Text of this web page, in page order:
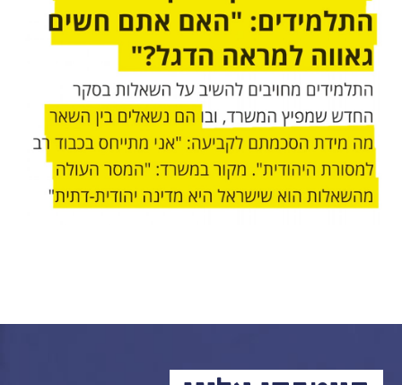
הקו החם
הצטרפות והתנדבות
הרשמה לעדכונים
הפורום החילוני
בפייסבוק